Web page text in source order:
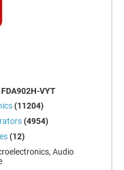
FDA902H-VYT
(11204)
(4954)
(12)
Audio